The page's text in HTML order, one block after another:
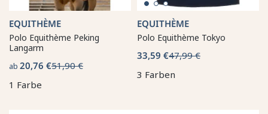
EQUITHÈME
Polo Equithème Peking
Langarm
ab 20,76 €51,90 €
1 Farbe
EQUITHÈME
Polo Equithème Tokyo
33,59 €47,99 €
3 Farben